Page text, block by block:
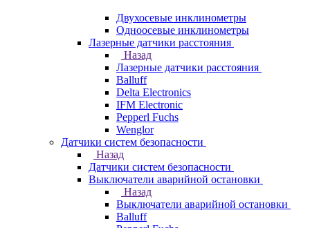
Двухосевые инклинометры
Одноосевые инклинометры
Лазерные датчики расстояния
Назад
Лазерные датчики расстояния
Balluff
Delta Electronics
IFM Electronic
Pepperl Fuchs
Wenglor
Датчики систем безопасности
Назад
Датчики систем безопасности
Выключатели аварийной остановки
Назад
Выключатели аварийной остановки
Balluff